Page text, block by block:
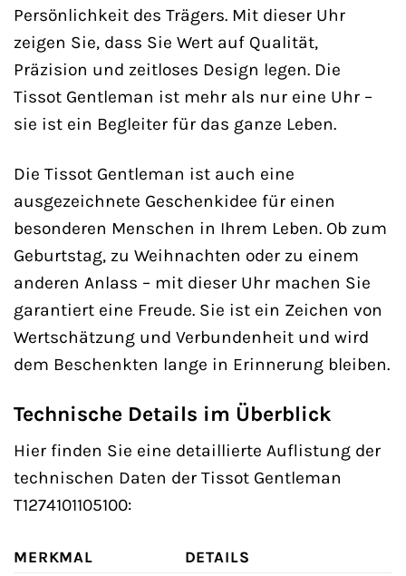
Persönlichkeit des Trägers. Mit dieser Uhr
zeigen Sie, dass Sie Wert auf Qualität,
Präzision und zeitloses Design legen. Die
Tissot Gentleman ist mehr als nur eine Uhr –
sie ist ein Begleiter für das ganze Leben.
Die Tissot Gentleman ist auch eine
ausgezeichnete Geschenkidee für einen
besonderen Menschen in Ihrem Leben. Ob zum
Geburtstag, zu Weihnachten oder zu einem
anderen Anlass – mit dieser Uhr machen Sie
garantiert eine Freude. Sie ist ein Zeichen von
Wertschätzung und Verbundenheit und wird
dem Beschenkten lange in Erinnerung bleiben.
Technische Details im Überblick
Hier finden Sie eine detaillierte Auflistung der
technischen Daten der Tissot Gentleman
T1274101105100:
MERKMAL
DETAILS